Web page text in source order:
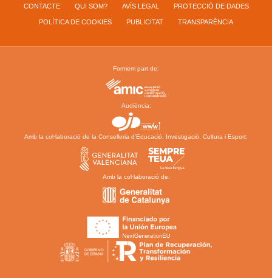
CONTACTE QUI SOM? AVÍS LEGAL PROTECCIÓ DE DADES
POLÍTICA DE COOKIES PUBLICITAT TRANSPARÈNCIA
Formem part de:
Audiència:
Amb la col·laboració de la Conselleria d’Educació, Investigació, Cultura i Esport:
Amb la col·laboració de: